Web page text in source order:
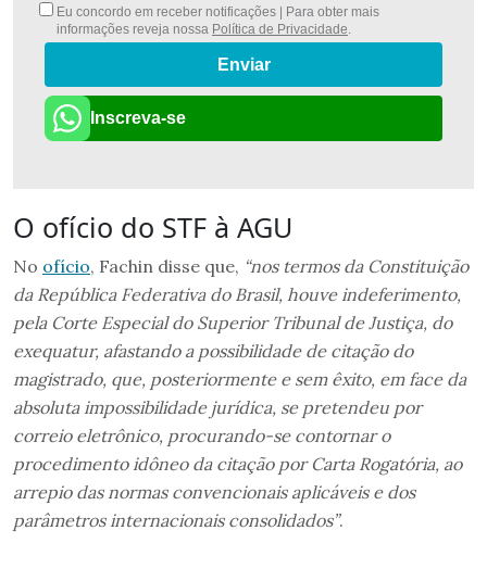
Eu concordo em receber notificações | Para obter mais
informações reveja nossa Política de Privacidade.
Enviar
Inscreva-se
O ofício do STF à AGU
No ofício, Fachin disse que, “nos termos da Constituição
da República Federativa do Brasil, houve indeferimento,
pela Corte Especial do Superior Tribunal de Justiça, do
exequatur, afastando a possibilidade de citação do
magistrado, que, posteriormente e sem êxito, em face da
absoluta impossibilidade jurídica, se pretendeu por
correio eletrônico, procurando-se contornar o
procedimento idôneo da citação por Carta Rogatória, ao
arrepio das normas convencionais aplicáveis e dos
parâmetros internacionais consolidados”.